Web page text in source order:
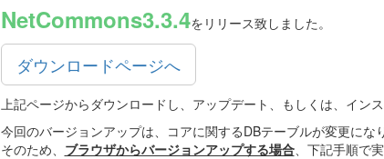
NetCommons3.3.4をリリース致しました。
ダウンロードページへ
上記ページからダウンロードし、アップデート、もしくは、イン
今回のバージョンアップは、コアに関するDBテーブルが変更にな
そのため、 ブラウザからバージョンアップする場合、下記手順で